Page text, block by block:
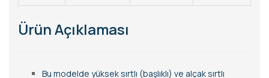
Ürün Açıklaması
Bu modelde yüksek sırtlı (başlıklı) ve alçak sırtlı